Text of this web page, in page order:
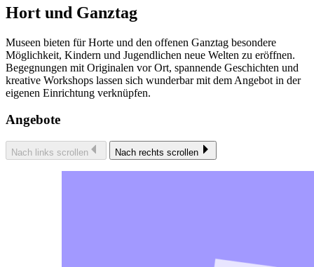
Hort und Ganztag
Museen bieten für Horte und den offenen Ganztag besondere
Möglichkeit, Kindern und Jugendlichen neue Welten zu eröffnen.
Begegnungen mit Originalen vor Ort, spannende Geschichten und
kreative Workshops lassen sich wunderbar mit dem Angebot in der
eigenen Einrichtung verknüpfen.
Angebote
Nach links scrollen Nach rechts scrollen